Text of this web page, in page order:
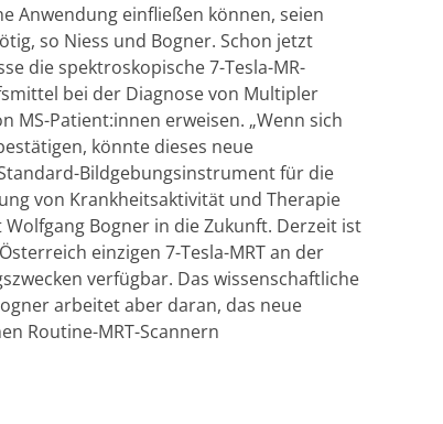
Anwendung einfließen können, seien
so Niess und Bogner. Schon jetzt
die spektroskopische 7-Tesla-MR-
bei der Diagnose von Multipler
MS-Patient:innen erweisen. „Wenn sich
könnte dieses neue
Bildgebungsinstrument für die
von Krankheitsaktivität und Therapie
Bogner in die Zukunft. Derzeit ist
einzigen 7-Tesla-MRT an der
verfügbar. Das wissenschaftliche
arbeitet aber daran, das neue
Routine-MRT-Scannern